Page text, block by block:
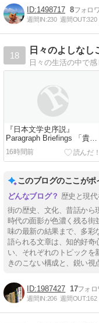
1498717 8
週間IN:230 週間OUT:320
18
日々のよしなし
『日本文学史序説』
Paragraph Briefings 「貴族
の反応」②
16時間前
このブログのここがポ
歴史と現
街の歴史、文化、昔話から
時代の面影が色濃く残る街
味の最新の結果まで、多彩
語られる文章は、知的好奇
い、それぞれのトピックを
きのこない構成と、鋭い視
1987427 17
週間IN:206 週間OUT:162